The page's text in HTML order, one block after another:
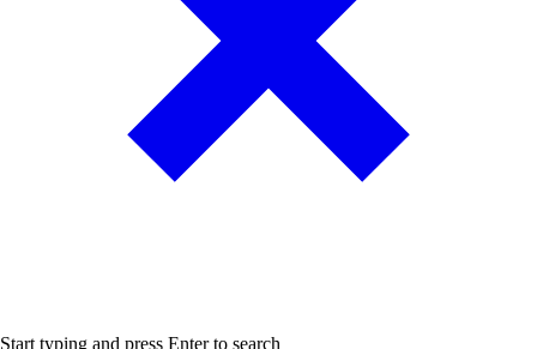
Start typing and press Enter to search